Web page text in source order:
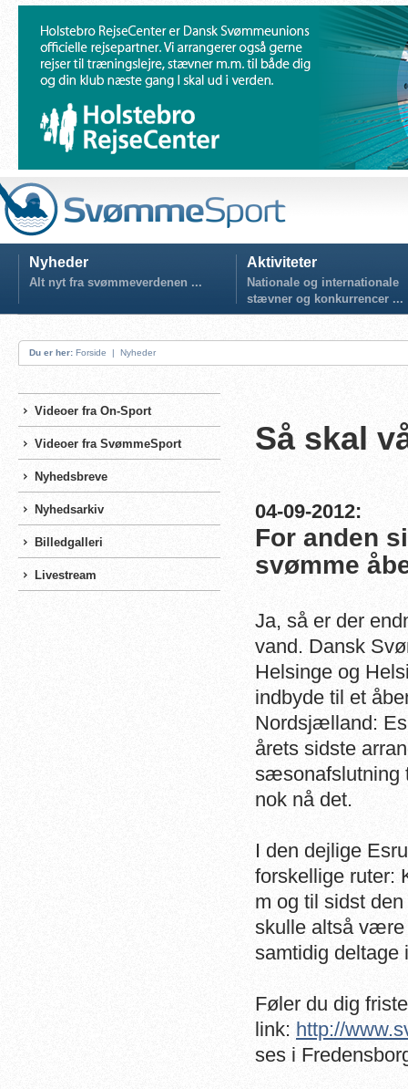
Nyheder
Alt nyt fra svømmeverdenen ...
Aktiviteter
Nationale og internationale
stævner og konkurrencer ...
Du er her: Forside | Nyheder
Videoer fra On-Sport
Videoer fra SvømmeSport
Nyhedsbreve
Nyhedsarkiv
Billedgalleri
Livestream
Så skal
04-09-2012:
For anden
svømme
Ja, så er der
vand. Dansk
Helsinge og
indbyde til et
Nordsjælland:
årets sidste
sæsonafslutning
nok nå det.
I den dejlige
forskellige ruter:
m og til sidst
skulle altså være
samtidig
Føler du dig
link: http://
ses i